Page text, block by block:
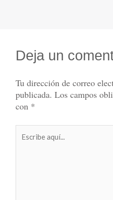
Deja un
Tu dirección de correo
publicada. Los campos
con *
aquí...